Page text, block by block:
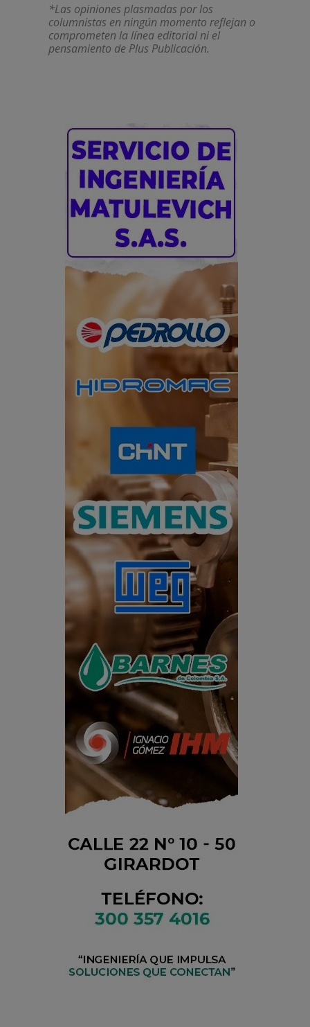
*Las opiniones plasmadas por los
columnistas en ningún momento reflejan o
comprometen la línea editorial ni el
pensamiento de Plus Publicación.